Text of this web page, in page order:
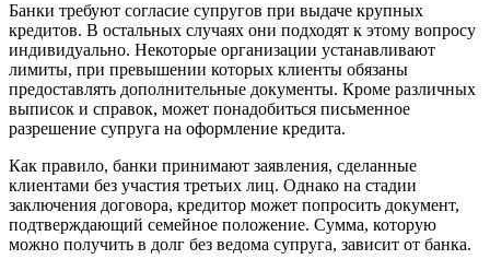
Банки требуют согласие супругов при выдаче крупных
кредитов. В остальных случаях они подходят к этому вопросу
индивидуально. Некоторые организации устанавливают
лимиты, при превышении которых клиенты обязаны
предоставлять дополнительные документы. Кроме различных
выписок и справок, может понадобиться письменное
разрешение супруга на оформление кредита.
Как правило, банки принимают заявления, сделанные
клиентами без участия третьих лиц. Однако на стадии
заключения договора, кредитор может попросить документ,
подтверждающий семейное положение. Сумма, которую
можно получить в долг без ведома супруга, зависит от банка.